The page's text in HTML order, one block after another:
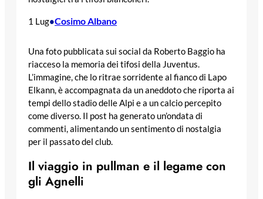
1 Lug•Cosimo Albano
Una foto pubblicata sui social da Roberto Baggio ha
riacceso la memoria dei tifosi della Juventus.
L’immagine, che lo ritrae sorridente al fianco di Lapo
Elkann, è accompagnata da un aneddoto che riporta ai
tempi dello stadio delle Alpi e a un calcio percepito
come diverso. Il post ha generato un’ondata di
commenti, alimentando un sentimento di nostalgia
per il passato del club.
Il viaggio in pullman e il legame con
gli Agnelli